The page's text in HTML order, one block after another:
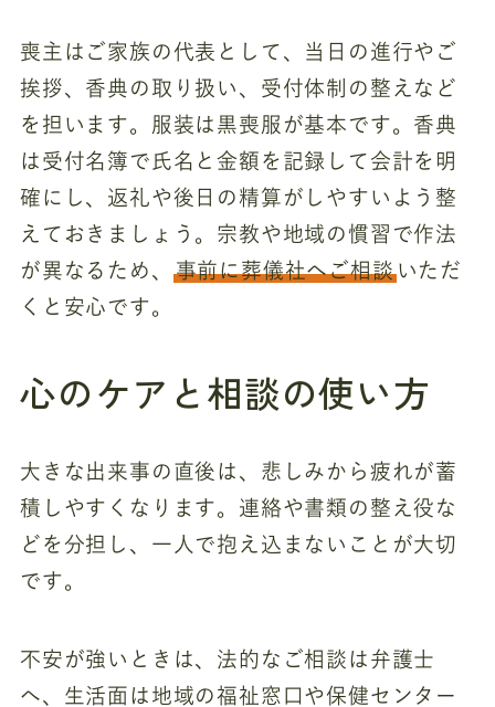
喪主はご家族の代表として、当日の進行やご
挨拶、香典の取り扱い、受付体制の整えなど
を担います。服装は黒喪服が基本です。香典
は受付名簿で氏名と金額を記録して会計を明
確にし、返礼や後日の精算がしやすいよう整
えておきましょう。宗教や地域の慣習で作法
が異なるため、
事前に葬儀社へご相談いただ
くと安心です。
心のケアと相談の使い方
大きな出来事の直後は、悲しみから疲れが蓄
積しやすくなります。連絡や書類の整え役な
どを分担し、一人で抱え込まないことが大切
です。
不安が強いときは、法的なご相談は弁護士
へ、生活面は地域の福祉窓口や保健センター